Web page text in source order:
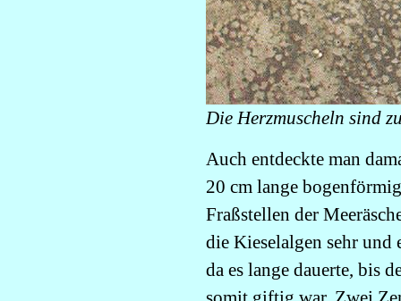
Die Herzmuscheln sind
Auch entdeckte man
20 cm lange
Fraßstellen der
die Kieselalgen sehr und
da es lange dauerte, bis